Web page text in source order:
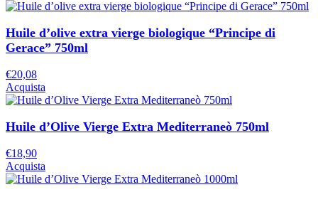
Huile d’olive extra vierge biologique “Principe di
Gerace” 750ml
€20,08
Acquista
Huile d’Olive Vierge Extra Mediterraneò 750ml
€18,90
Acquista